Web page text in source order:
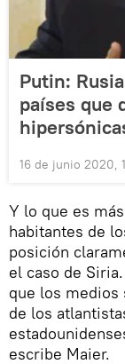
Putin:
países que
16 de junio 2020,
Y lo que es
habitantes de
posición
el caso de
que los medios
de los
escribe Maier.